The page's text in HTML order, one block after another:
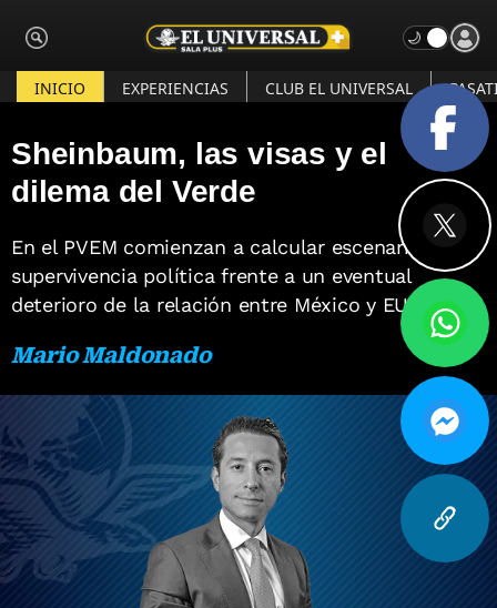
INICIO EXPERIENCIAS CLUB EL UNIVERSAL
Sheinbaum, las visas y el
dilema del Verde
En el PVEM comienzan a calcular escenarios de
supervivencia política frente a un eventual
deterioro de la relación entre México y EU
Mario Maldonado